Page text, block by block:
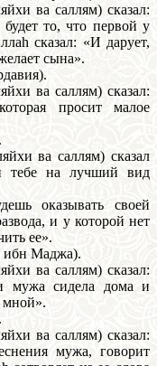
ва саллям) сказал:
то, что первой у
сказал: «И дарует,
сына».
ва саллям) сказал:
просит малое
ва саллям) сказал
тебе на лучший вид
оказывать своей
и у которой нет
ее».
ибн Маджа).
ва саллям) сказал:
мужа сидела дома и
мной».
ва саллям) сказал:
мужа, говорит